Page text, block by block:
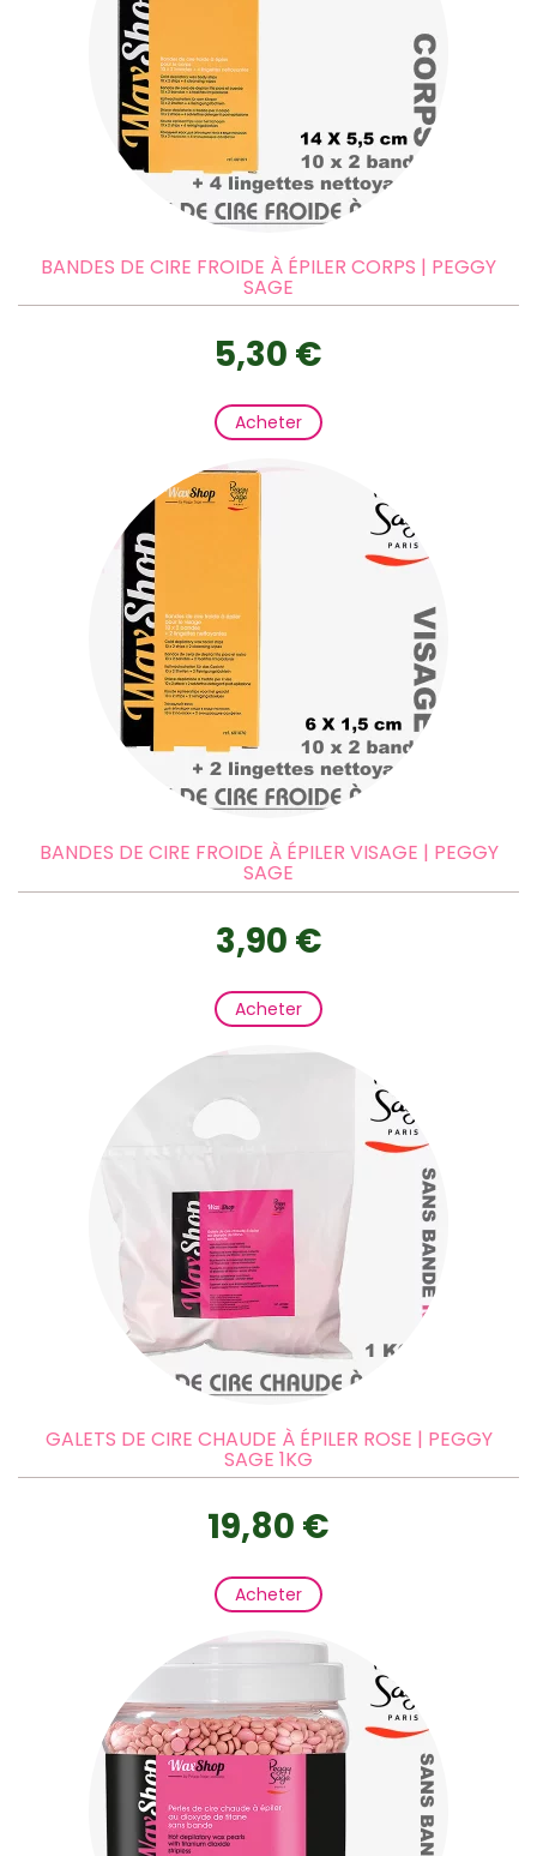
BANDES DE CIRE FROIDE À ÉPILER CORPS | PEGGY
SAGE
5,30 €
Acheter
BANDES DE CIRE FROIDE À ÉPILER VISAGE | PEGGY
SAGE
3,90 €
Acheter
GALETS DE CIRE CHAUDE À ÉPILER ROSE | PEGGY
SAGE 1KG
19,80 €
Acheter